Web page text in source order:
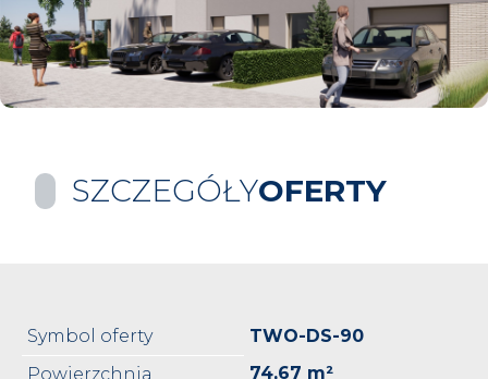
SZCZEGÓŁYOFERTY
Symbol oferty
TWO-DS-90
Powierzchnia
74,67 m²